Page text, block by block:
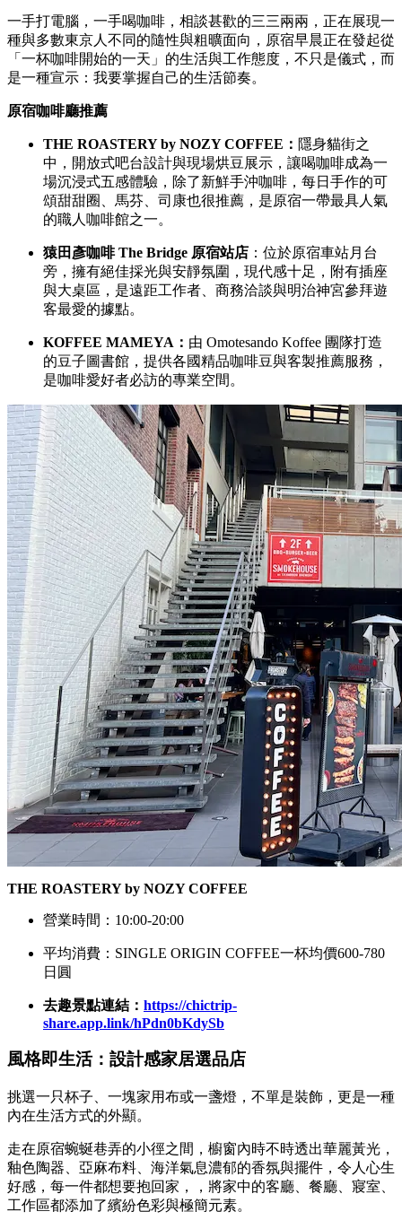
一手打電腦，一手喝咖啡，相談甚歡的三三兩兩，正在展現一
種與多數東京人不同的隨性與粗曠面向，原宿早晨正在發起從
「一杯咖啡開始的一天」的生活與工作態度，不只是儀式，而
是一種宣示：我要掌握自己的生活節奏。
原宿咖啡廳推薦
THE ROASTERY by NOZY COFFEE： 隱身貓街之
中，開放式吧台設計與現場烘豆展示，讓喝咖啡成為一
場沉浸式五感體驗，除了新鮮手沖咖啡，每日手作的可
頌甜甜圈、馬芬、司康也很推薦，是原宿一帶最具人氣
的職人咖啡館之一。
猿田彥咖啡 The Bridge 原宿站店 ：位於原宿車站月台
旁，擁有絕佳採光與安靜氛圍，現代感十足，附有插座
與大桌區，是遠距工作者、商務洽談與明治神宮參拜遊
客最愛的據點。
KOFFEE MAMEYA： 由 Omotesando Koffee 團隊打造
的豆子圖書館，提供各國精品咖啡豆與客製推薦服務，
是咖啡愛好者必訪的專業空間。
THE ROASTERY by NOZY COFFEE
營業時間：10:00-20:00
平均消費：SINGLE ORIGIN COFFEE一杯均價600-780
日圓
去趣景點連結： https://chictrip-
share.app.link/hPdn0bKdySb
風格即生活：設計感家居選品店
挑選一只杯子、一塊家用布或一盞燈，不單是裝飾，更是一種
內在生活方式的外顯。
走在原宿蜿蜒巷弄的小徑之間，櫥窗內時不時透出華麗黃光，
釉色陶器、亞麻布料、海洋氣息濃郁的香氛與擺件，令人心生
好感，每一件都想要抱回家，，將家中的客廳、餐廳、寢室、
工作區都添加了繽紛色彩與極簡元素。